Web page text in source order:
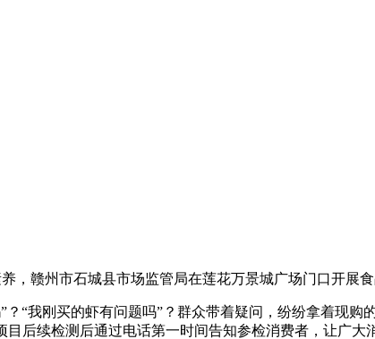
赣州市石城县市场监管局在莲花万景城广场门口开展食
我刚买的虾有问题吗”？群众带着疑问，纷纷拿着现购
后续检测后通过电话第一时间告知参检消费者，让广